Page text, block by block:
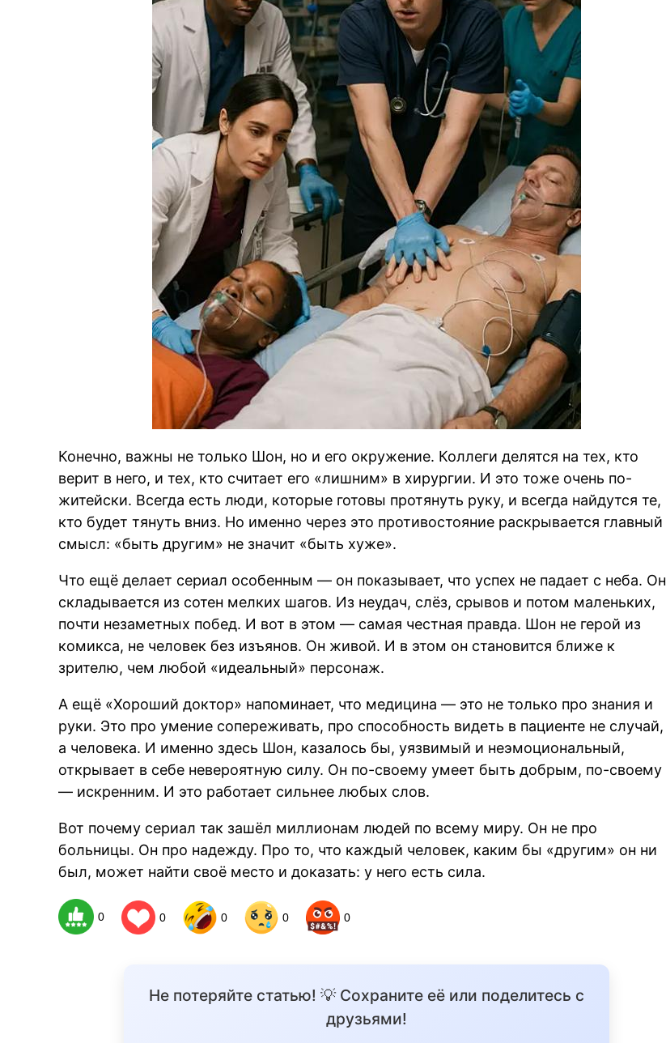
Конечно, важны не только Шон, но и его окружение. Коллеги делятся на тех, кто
верит в него, и тех, кто считает его «лишним» в хирургии. И это тоже очень по-
житейски. Всегда есть люди, которые готовы протянуть руку, и всегда найдутся те,
кто будет тянуть вниз. Но именно через это противостояние раскрывается главный
смысл: «быть другим» не значит «быть хуже».
Что ещё делает сериал особенным — он показывает, что успех не падает с неба. Он
складывается из сотен мелких шагов. Из неудач, слёз, срывов и потом маленьких,
почти незаметных побед. И вот в этом — самая честная правда. Шон не герой из
комикса, не человек без изъянов. Он живой. И в этом он становится ближе к
зрителю, чем любой «идеальный» персонаж.
А ещё «Хороший доктор» напоминает, что медицина — это не только про знания и
руки. Это про умение сопереживать, про способность видеть в пациенте не случай,
а человека. И именно здесь Шон, казалось бы, уязвимый и неэмоциональный,
открывает в себе невероятную силу. Он по-своему умеет быть добрым, по-своему
— искренним. И это работает сильнее любых слов.
Вот почему сериал так зашёл миллионам людей по всему миру. Он не про
больницы. Он про надежду. Про то, что каждый человек, каким бы «другим» он ни
был, может найти своё место и доказать: у него есть сила.
0 0 0 0 0
Не потеряйте статью! 💡 Сохраните её или поделитесь с
друзьями!